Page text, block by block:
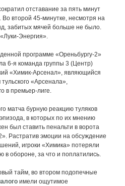
отставание за пять минут
второй 45-минутке, несмотря на
забитых мячей больше не было.
Энергия».
программе «Ореньбургу-2»
6-я команда группы 3 (Центр)
«Химик-Арсенал», являющийся
«Арсенала»,
в премьер-лиге.
матча бурную реакцию туляков
в которых по их мнению
был ставить пенальти в ворота
Растратив эмоции на обсуждение
игроки «Химика» потеряли
в обороне, за что и поплатились.
тайм, во втором подопечные
имели ощутимое